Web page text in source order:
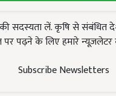
सदस्यता लें. कृषि से संबंधित
पढ़ने के लिए हमारे न्यूज़लेटर
Subscribe Newsletters